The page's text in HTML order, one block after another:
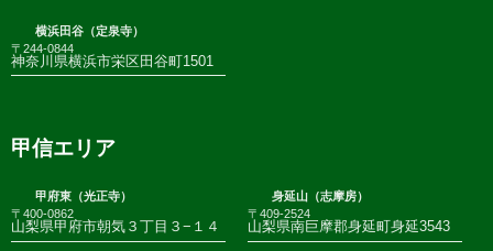
横浜田谷（定泉寺）
〒244-0844
神奈川県横浜市栄区田谷町1501
甲信エリア
甲府東（光正寺）
〒400-0862
山梨県甲府市朝気３丁目３−１４
身延山（志摩房）
〒409-2524
山梨県南巨摩郡身延町身延3543